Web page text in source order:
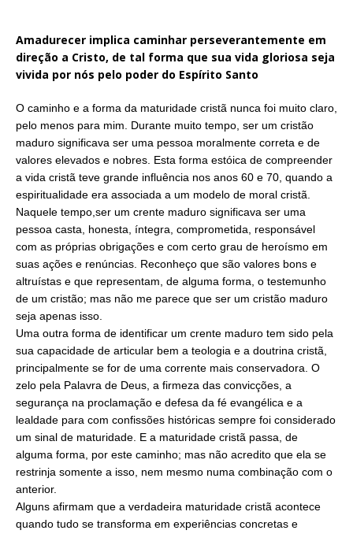
Amadurecer implica caminhar perseverantemente em
direção a Cristo, de tal forma que sua vida gloriosa seja
vivida por nós pelo poder do Espírito Santo
O caminho e a forma da maturidade cristã nunca foi muito claro,
pelo menos para mim. Durante muito tempo, ser um cristão
maduro significava ser uma pessoa moralmente correta e de
valores elevados e nobres. Esta forma estóica de compreender
a vida cristã teve grande influência nos anos 60 e 70, quando a
espiritualidade era associada a um modelo de moral cristã.
Naquele tempo,ser um crente maduro significava ser uma
pessoa casta, honesta, íntegra, comprometida, responsável
com as próprias obrigações e com certo grau de heroísmo em
suas ações e renúncias. Reconheço que são valores bons e
altruístas e que representam, de alguma forma, o testemunho
de um cristão; mas não me parece que ser um cristão maduro
seja apenas isso.
Uma outra forma de identificar um crente maduro tem sido pela
sua capacidade de articular bem a teologia e a doutrina cristã,
principalmente se for de uma corrente mais conservadora. O
zelo pela Palavra de Deus, a firmeza das convicções, a
segurança na proclamação e defesa da fé evangélica e a
lealdade para com confissões históricas sempre foi considerado
um sinal de maturidade. E a maturidade cristã passa, de
alguma forma, por este caminho; mas não acredito que ela se
restrinja somente a isso, nem mesmo numa combinação com o
anterior.
Alguns afirmam que a verdadeira maturidade cristã acontece
quando tudo se transforma em experiências concretas e